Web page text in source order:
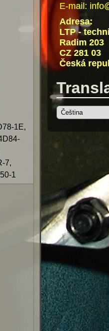
E-mail:
Adresa:
LTP -
Radim 203
CZ 281 03
Česká
1E,
7,
1